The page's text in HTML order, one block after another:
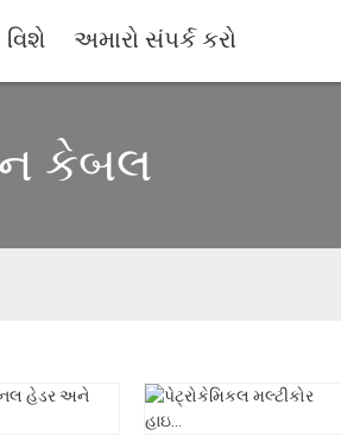
વિશે અમારો સંપર્ક કરો
કેબલ